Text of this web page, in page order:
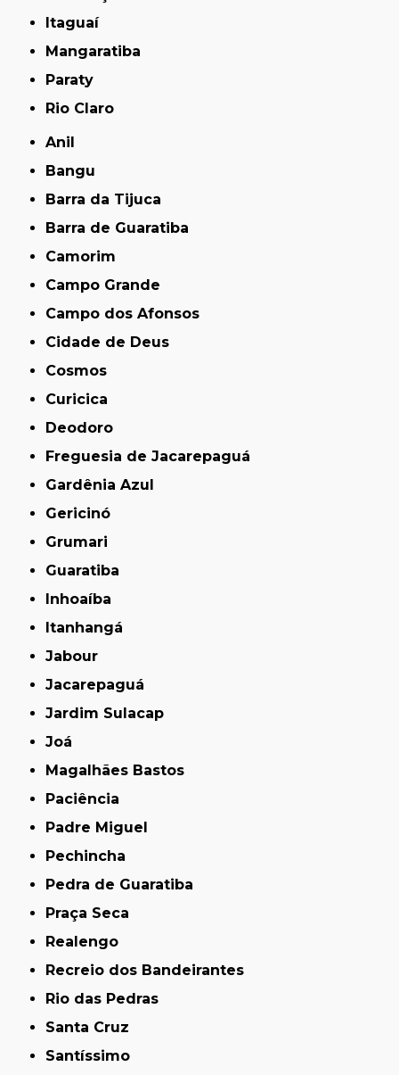
Itaguaí
Mangaratiba
Paraty
Rio Claro
Anil
Bangu
Barra da Tijuca
Barra de Guaratiba
Camorim
Campo Grande
Campo dos Afonsos
Cidade de Deus
Cosmos
Curicica
Deodoro
Freguesia de Jacarepaguá
Gardênia Azul
Gericinó
Grumari
Guaratiba
Inhoaíba
Itanhangá
Jabour
Jacarepaguá
Jardim Sulacap
Joá
Magalhães Bastos
Paciência
Padre Miguel
Pechincha
Pedra de Guaratiba
Praça Seca
Realengo
Recreio dos Bandeirantes
Rio das Pedras
Santa Cruz
Santíssimo